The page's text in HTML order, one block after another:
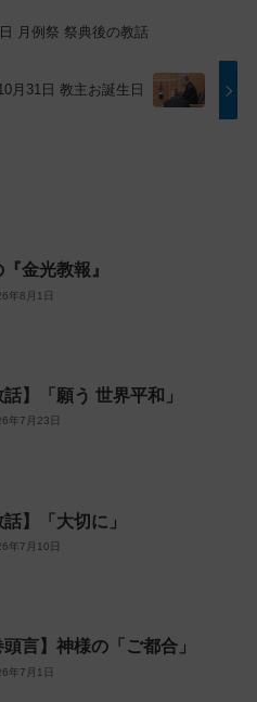
月例祭 祭典後の教話
月31日 教主お誕生日
金光教報』
年8月1日
話】「願う 世界平和」
年7月23日
話】「大切に」
年7月10日
頭言】神様の「ご都合」
年7月1日